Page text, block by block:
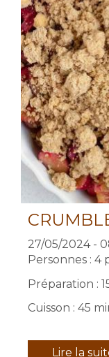
27/05/2024 -
Personnes : 4
Préparation :
Cuisson : 45
Lire la